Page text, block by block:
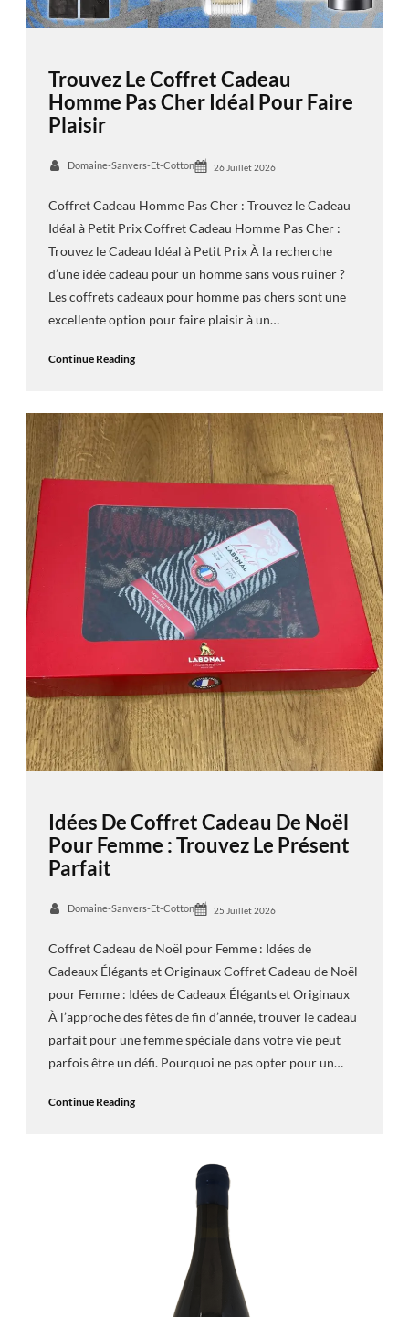
Trouvez Le Coffret Cadeau
Homme Pas Cher Idéal Pour Faire
Plaisir
Domaine-Sanvers-Et-Cotton 26 Juillet 2026
Coffret Cadeau Homme Pas Cher : Trouvez le Cadeau
Idéal à Petit Prix Coffret Cadeau Homme Pas Cher :
Trouvez le Cadeau Idéal à Petit Prix À la recherche
d’une idée cadeau pour un homme sans vous ruiner ?
Les coffrets cadeaux pour homme pas chers sont une
excellente option pour faire plaisir à un…
Continue Reading
Idées De Coffret Cadeau De Noël
Pour Femme : Trouvez Le Présent
Parfait
Domaine-Sanvers-Et-Cotton 25 Juillet 2026
Coffret Cadeau de Noël pour Femme : Idées de
Cadeaux Élégants et Originaux Coffret Cadeau de Noël
pour Femme : Idées de Cadeaux Élégants et Originaux
À l’approche des fêtes de fin d’année, trouver le cadeau
parfait pour une femme spéciale dans votre vie peut
parfois être un défi. Pourquoi ne pas opter pour un…
Continue Reading